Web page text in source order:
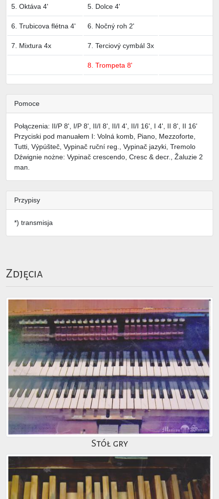
5. Oktáva 4' 5. Dolce 4'
6. Trubicova flétna 4' 6. Nočný roh 2'
7. Mixtura 4x 7. Terciový cymbál 3x
8. Trompeta 8'
Pomoce
Połączenia: II/P 8', I/P 8', II/I 8', II/I 4', II/I 16', I 4', II 8', II 16'
Przyciski pod manuałem I: Volná komb, Piano, Mezzoforte,
Tutti, Výpúšteč, Vypinač ruční reg., Vypinač jazyki, Tremolo
Dźwignie nożne: Vypinač crescendo, Cresc & decr., Žaluzie 2
man.
Przypisy
*) transmisja
Zdjęcia
Stół gry